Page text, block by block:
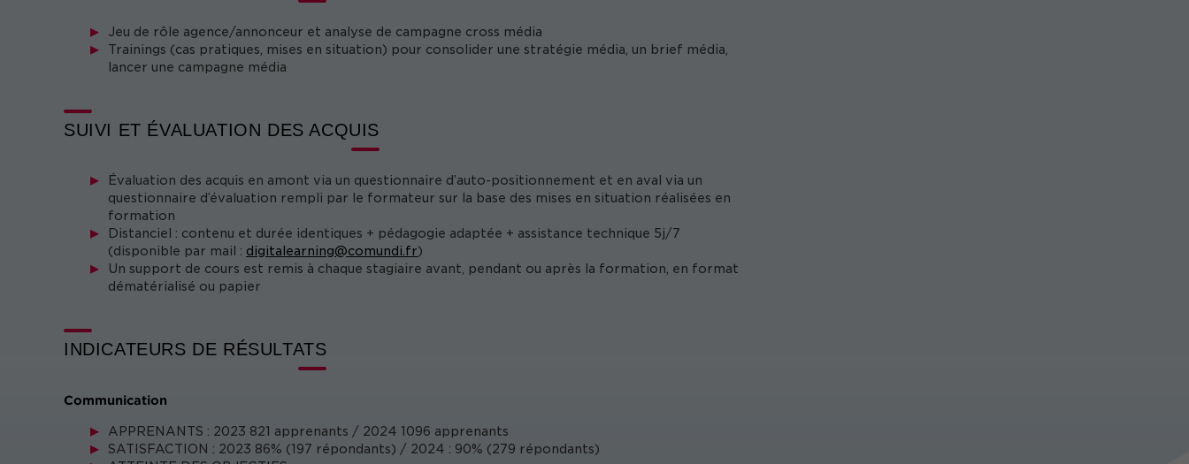
Jeu de rôle agence/annonceur et analyse de campagne cross média
Trainings (cas pratiques, mises en situation) pour consolider une stratégie média, un brief média,
lancer une campagne média
SUIVI ET ÉVALUATION DES ACQUIS
Évaluation des acquis en amont via un questionnaire d’auto-positionnement et en aval via un
questionnaire d’évaluation rempli par le formateur sur la base des mises en situation réalisées en
formation
Distanciel : contenu et durée identiques + pédagogie adaptée + assistance technique 5j/7
(disponible par mail : digitalearning@comundi.fr)
Un support de cours est remis à chaque stagiaire avant, pendant ou après la formation, en format
dématérialisé ou papier
INDICATEURS DE RÉSULTATS
Communication
APPRENANTS : 2023 821 apprenants / 2024 1096 apprenants
SATISFACTION : 2023 86% (197 répondants) / 2024 : 90% (279 répondants)